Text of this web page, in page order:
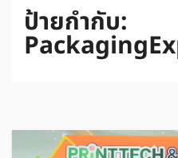
ป้ายกำกับ: